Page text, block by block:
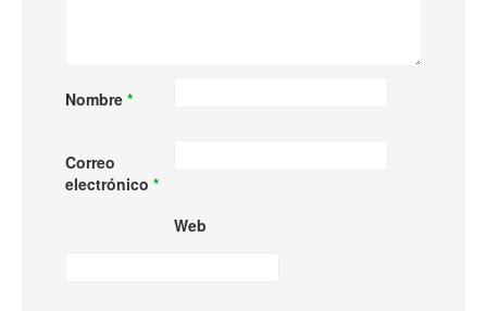
Nombre *
Correo
electrónico *
Web